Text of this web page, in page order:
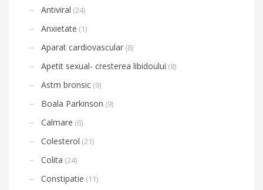
Antiviral (24)
Anxietate (1)
Aparat cardiovascular (8)
Apetit sexual- cresterea libidoului (8)
Astm bronsic (9)
Boala Parkinson (9)
Calmare (6)
Colesterol (21)
Colita (24)
Constipatie (11)